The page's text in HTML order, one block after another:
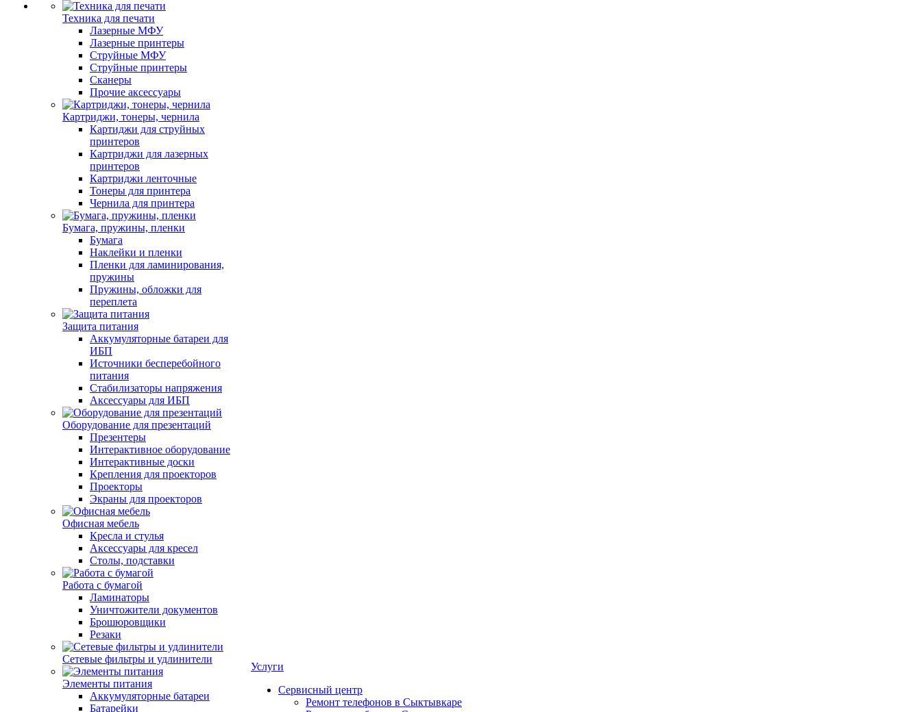
Техника для печати
Лазерные МФУ
Лазерные принтеры
Струйные МФУ
Струйные принтеры
Сканеры
Прочие аксессуары
Картриджи, тонеры, чернила
Картиджи для струйных
принтеров
Картриджи для лазерных
принтеров
Картриджи ленточные
Тонеры для принтера
Чернила для принтера
Бумага, пружины, пленки
Бумага
Наклейки и пленки
Пленки для ламинирования,
пружины
Пружины, обложки для
переплета
Защита питания
Аккумуляторные батареи для
ИБП
Источники бесперебойного
питания
Стабилизаторы напряжения
Аксессуары для ИБП
Оборудование для презентаций
Презентеры
Интерактивное оборудование
Интерактивные доски
Крепления для проекторов
Проекторы
Экраны для проекторов
Офисная мебель
Кресла и стулья
Аксессуары для кресел
Столы, подставки
Работа с бумагой
Ламинаторы
Уничтожители документов
Брошюровщики
Резаки
Сетевые фильтры и удлинители
Элементы питания
Аккумуляторные батареи
Батарейки
Услуги
Сервисный центр
Ремонт телефонов в Сыктывкаре